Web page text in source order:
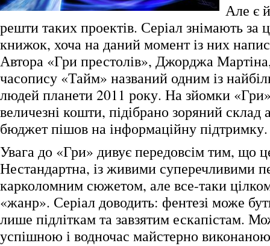
Але є й
решти таких проектів. Серіал знімають за
книжок, хоча на даний момент із них
Автора «Гри престолів», Джорджа
часопису «Тайм» названий одним із
людей планети 2011 року. На зйомки
величезні кошти, підібрано зоряний склад
бюджет пішов на інформаційну підтримку.
Увага до «Гри» дивує передовсім тим, що
Нестандартна, із живими суперечливими
карколомним сюжетом, але все-таки
«жанр». Серіал доводить: фентезі може
лише підліткам та завзятим ескапістам.
успішною і водночас майстерно